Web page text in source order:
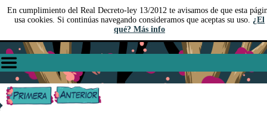
En cumplimiento del Real Decreto-ley 13/2012 te avisamos de que esta
usa cookies. Si continúas navegando consideramos que aceptas su uso. ¿El
qué? Más info